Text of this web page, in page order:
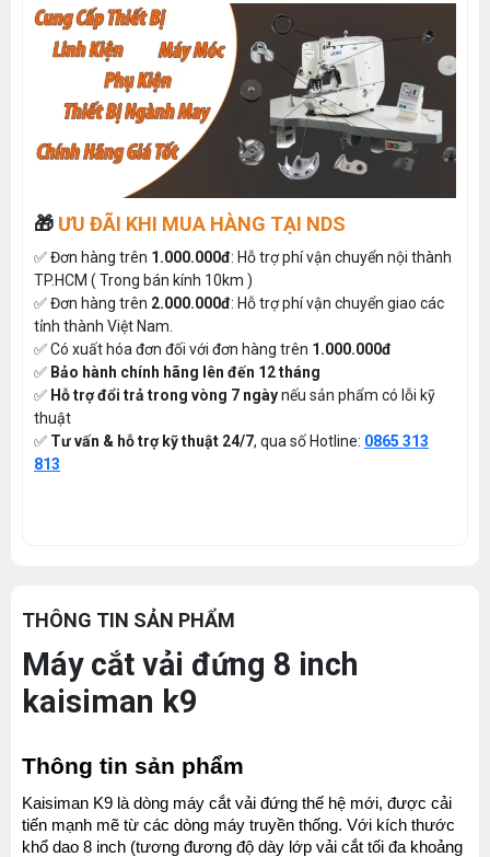
🎁 ƯU ĐÃI KHI MUA HÀNG TẠI NDS
✅ Đơn hàng trên 1.000.000đ: Hỗ trợ phí vận chuyển nội thành
TP.HCM ( Trong bán kính 10km )
✅ Đơn hàng trên 2.000.000đ: Hỗ trợ phí vận chuyển giao các
tỉnh thành Việt Nam.
✅ Có xuất hóa đơn đối với đơn hàng trên 1.000.000đ
✅ Bảo hành chính hãng lên đến 12 tháng
✅ Hỗ trợ đổi trả trong vòng 7 ngàynếu sản phẩm có lỗi kỹ
thuật
✅ Tư vấn & hỗ trợ kỹ thuật 24/7, qua số Hotline: 0865 313
813
THÔNG TIN SẢN PHẨM
Máy cắt vải đứng 8 inch
kaisiman k9
Thông tin sản phẩm
Kaisiman K9 là dòng máy cắt vải đứng thế hệ mới, được cải
tiến mạnh mẽ từ các dòng máy truyền thống. Với kích thước
khổ dao 8 inch (tương đương độ dày lớp vải cắt tối đa khoảng